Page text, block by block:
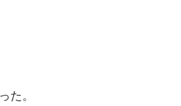
た。